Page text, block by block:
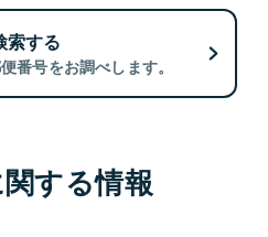
索する
番号をお調べします。
する情報